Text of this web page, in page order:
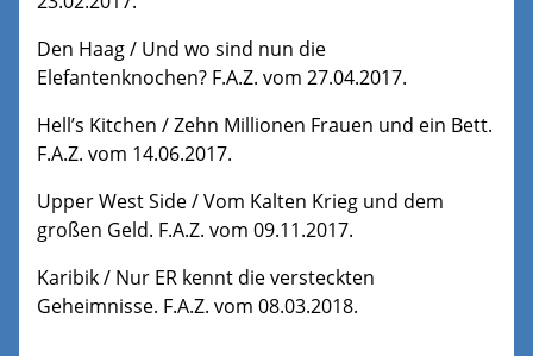
Den Haag / Und wo sind nun die
Elefantenknochen? F.A.Z. vom 27.04.2017.
Hell’s Kitchen / Zehn Millionen Frauen und ein Bett.
F.A.Z. vom 14.06.2017.
Upper West Side / Vom Kalten Krieg und dem
großen Geld. F.A.Z. vom 09.11.2017.
Karibik / Nur ER kennt die versteckten
Geheimnisse. F.A.Z. vom 08.03.2018.